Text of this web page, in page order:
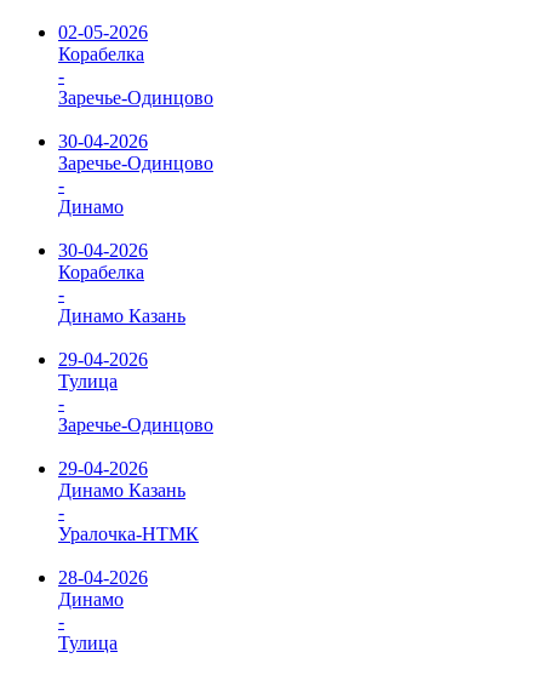
02-05-2026
Корабелка
-
Заречье-Одинцово
30-04-2026
Заречье-Одинцово
-
Динамо
30-04-2026
Корабелка
-
Динамо Казань
29-04-2026
Тулица
-
Заречье-Одинцово
29-04-2026
Динамо Казань
-
Уралочка-НТМК
28-04-2026
Динамо
-
Тулица